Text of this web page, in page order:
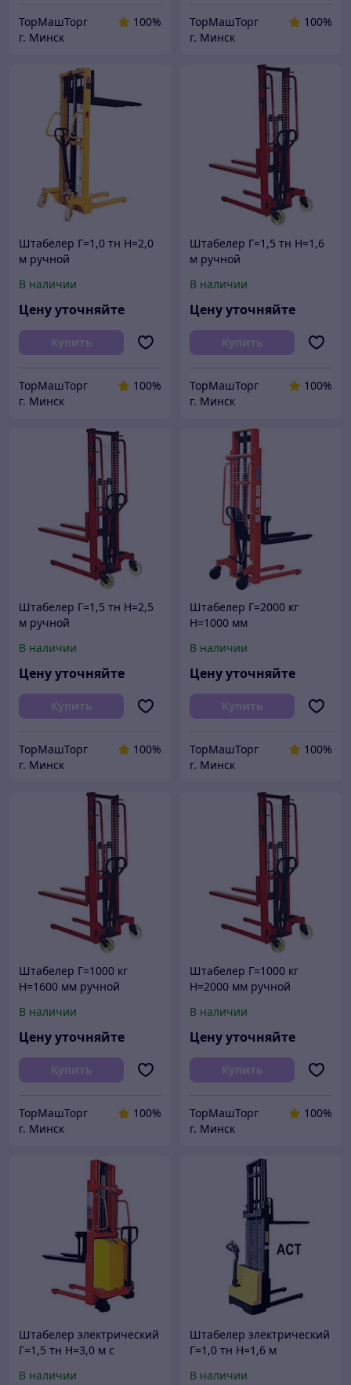
ТорМашТорг
100%
г. Минск
ТорМашТорг
100%
г. Минск
Штабелер Г=1,0 тн Н=2,0
м ручной
В наличии
Цену уточняйте
Купить
ТорМашТорг
100%
г. Минск
Штабелер Г=1,5 тн Н=1,6
м ручной
В наличии
Цену уточняйте
Купить
ТорМашТорг
100%
г. Минск
Штабелер Г=1,5 тн Н=2,5
м ручной
В наличии
Цену уточняйте
Купить
ТорМашТорг
100%
г. Минск
Штабелер Г=2000 кг
Н=1000 мм
купить РБ
В наличии
Цену уточняйте
Купить
ТорМашТорг
100%
г. Минск
Штабелер Г=1000 кг
Н=1600 мм ручной
В наличии
Цену уточняйте
Купить
ТорМашТорг
100%
г. Минск
Штабелер Г=1000 кг
Н=2000 мм ручной
В наличии
Цену уточняйте
Купить
ТорМашТорг
100%
г. Минск
Штабелер электрический
Г=1,5 тн Н=3,0 м с
полуэлектрический
В наличии
Штабелер электрический
Г=1,0 тн Н=1,6 м
электроподъемом
В наличии